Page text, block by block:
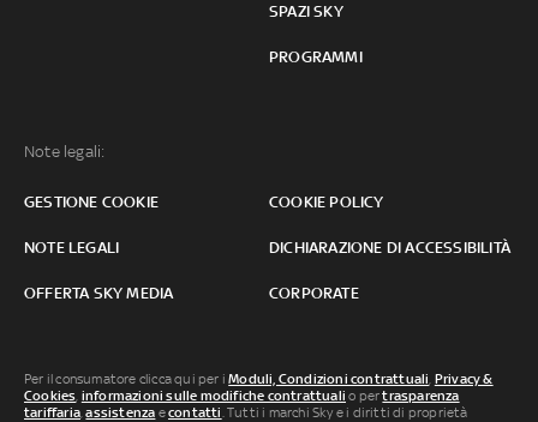
SPAZI SKY
PROGRAMMI
Note legali:
GESTIONE COOKIE COOKIE POLICY
NOTE LEGALI DICHIARAZIONE DI ACCESSIBILITÀ
OFFERTA SKY MEDIA CORPORATE
Per il consumatore clicca qui per iModuli, Condizioni contrattuali, Privacy &
Cookies, informazioni sulle modifiche contrattuali o pertrasparenza
tariffaria,assistenza econtatti. Tutti i marchi Sky e i diritti di proprietà